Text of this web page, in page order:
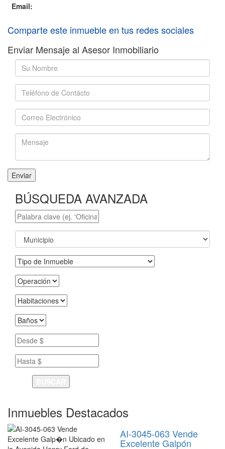
Email:
Comparte este inmueble en tus redes sociales
Enviar Mensaje al Asesor Inmobiliario
Enviar
BÚSQUEDA AVANZADA
Inmuebles Destacados
AI-3045-063 Vende
Excelente Galpón